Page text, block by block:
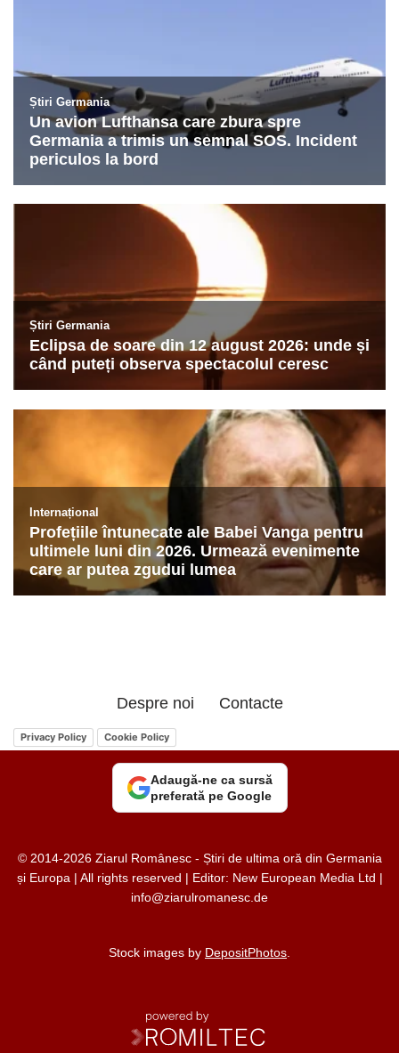
Despre noi Contacte
Privacy Policy Cookie Policy
Adaugă-ne ca sursă
preferată pe Google
© 2014-2026 Ziarul Românesc - Știri de ultima oră din Germania
și Europa | All rights reserved | Editor: New European Media Ltd |
info@ziarulromanesc.de
Stock images by DepositPhotos